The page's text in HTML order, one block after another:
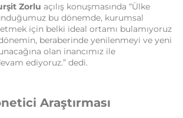
Zorlu açılış konuşmasında “Ülke
bu dönemde, kurumsal
için belki ideal ortamı bulamıyoruz
beraberinde yenilenmeyi ve yeni
olan inancımız ile
ediyoruz.” dedi.
Araştırması